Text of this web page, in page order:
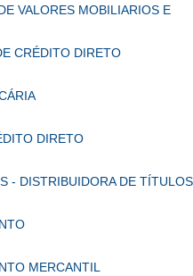
VALORES MOBILIARIOS E
CRÉDITO DIRETO
DIRETO
- DISTRIBUIDORA DE TÍTULOS
MERCANTIL